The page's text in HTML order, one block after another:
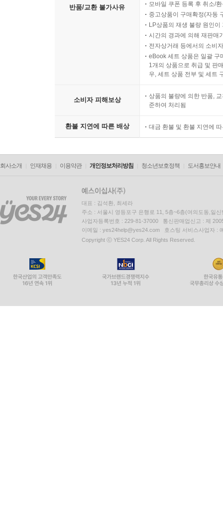
반품/교환 불가사유
모바일 쿠폰 등록 후 취소/
중고상품이 구매확정(자동
LP상품의 재생 불량 원인
시간의 경과에 의해 재판매
전자상거래 등에서의 소비
eBook 세트 상품은 일괄 구
1개의 상품으로 취급 및 판
우, 세트 상품 전부 및 세트
소비자 피해보상
상품의 불량에 의한 반품,
준하여 처리됨
환불 지연에 따른 배상 대금 환불 및 환불 지연에
회사소개 인재채용 이용약관 개인정보처리방침 청소년보호정책 도서홍보안내
대표 : 김석환, 최세라
주소 : 서울시 영등포구 은행로 11, 5층~6층(여의도동,일신
사업자등록번호 : 229-81-37000 통신판매업신고 : 제
이메일 : yes24help@yes24.com 호스팅 서비스사업자 :
Copyright ⓒ YES24 Corp. All Rights Reserved.